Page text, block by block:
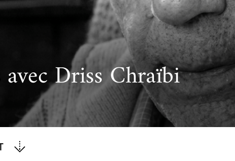
L’heure du conte
Centre de langue et de civilisation arabes
Accueillir une exposition pédagogique
an educational travelling exhibition
arabe
Driss Chraïbi